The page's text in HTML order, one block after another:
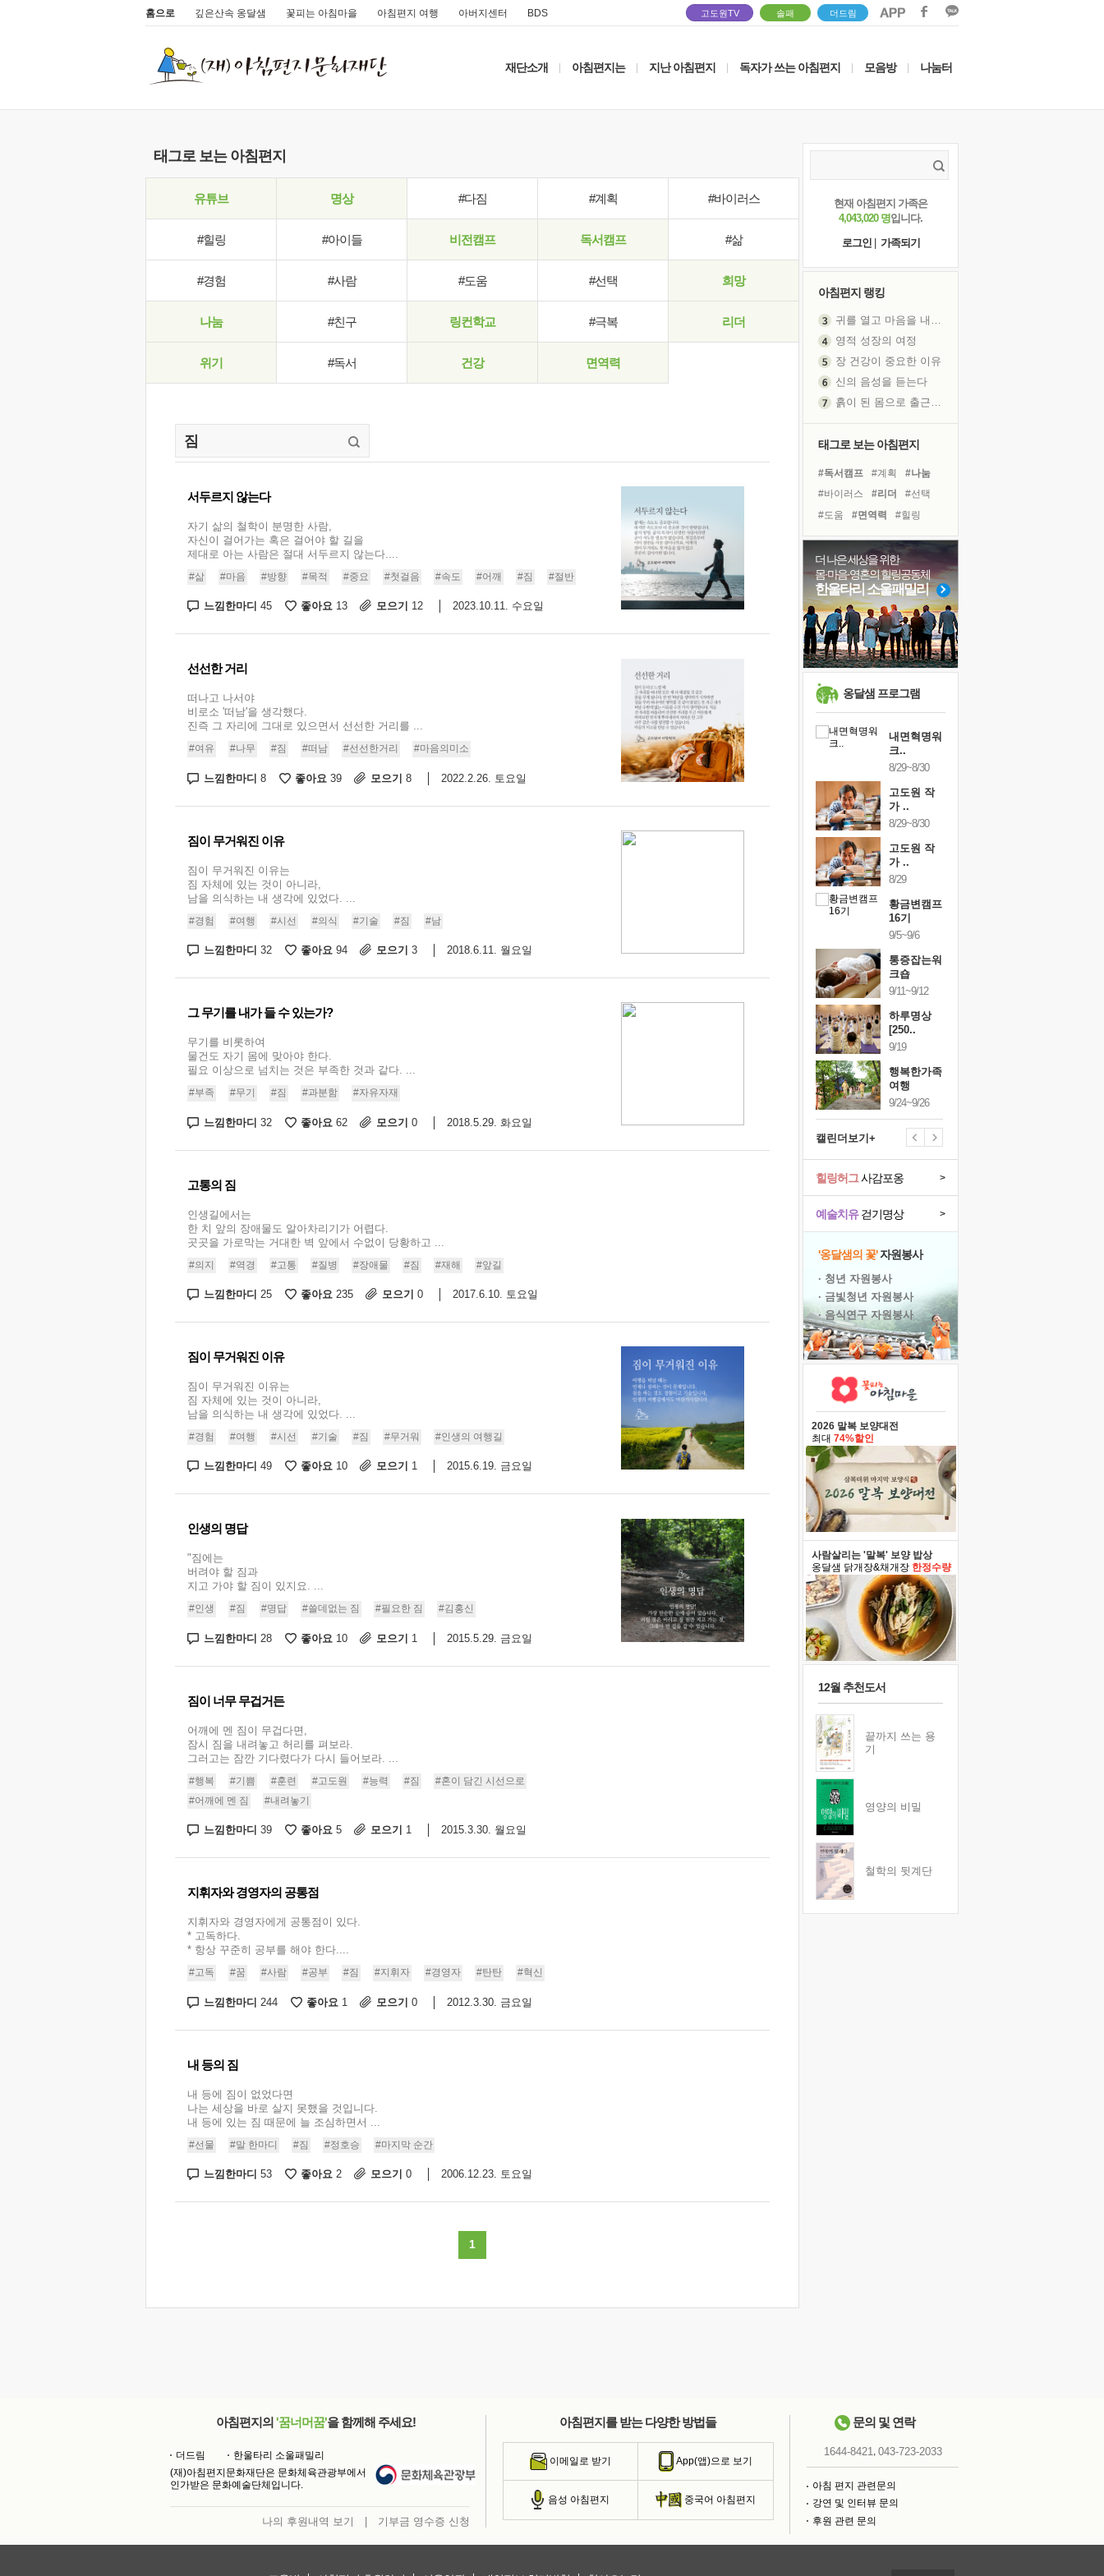
홈으로 깊은산속 옹달샘 꽃피는 아침마을 아침편지 여행 아버지센터 BDS 고도원TV 솔패 더드림
재단소개 아침편지는 지난 아침편지 독자가 쓰는 아침편지 모음방 나눔터
태그로 보는 아침편지
유튜브 명상 #다짐 #계획 #바이러스
#힐링 #아이들 비전캠프 독서캠프 #삶
#경험 #사람 #도움 #선택 희망
나눔 #친구 링컨학교 #극복 리더
위기 #독서 건강 면역력
서두르지 않는다
자기 삶의 철학이 분명한 사람,
자신이 걸어가는 혹은 걸어야 할 길을
제대로 아는 사람은 절대 서두르지 않는다....
#삶 #마음 #방향 #목적 #중요 #첫걸음 #속도 #어깨 #짐 #절반
느낌한마디 45 좋아요 13 모으기 12 2023.10.11. 수요일
선선한 거리
떠나고 나서야
비로소 '떠남'을 생각했다.
진즉 그 자리에 그대로 있으면서 선선한 거리를 ...
#여유 #나무 #짐 #떠남 #선선한거리 #마음의미소
느낌한마디 8 좋아요 39 모으기 8 2022.2.26. 토요일
짐이 무거워진 이유
짐이 무거워진 이유는
짐 자체에 있는 것이 아니라,
남을 의식하는 내 생각에 있었다. ...
#경험 #여행 #시선 #의식 #기술 #짐 #남
느낌한마디 32 좋아요 94 모으기 3 2018.6.11. 월요일
그 무기를 내가 들 수 있는가?
무기를 비롯하여
물건도 자기 몸에 맞아야 한다.
필요 이상으로 넘치는 것은 부족한 것과 같다. ...
#부족 #무기 #짐 #과분함 #자유자재
느낌한마디 32 좋아요 62 모으기 0 2018.5.29. 화요일
고통의 짐
인생길에서는
한 치 앞의 장애물도 알아차리기가 어렵다.
곳곳을 가로막는 거대한 벽 앞에서 수없이 당황하고 ...
#의지 #역경 #고통 #질병 #장애물 #짐 #재해 #앞길
느낌한마디 25 좋아요 235 모으기 0 2017.6.10. 토요일
짐이 무거워진 이유
짐이 무거워진 이유는
짐 자체에 있는 것이 아니라,
남을 의식하는 내 생각에 있었다. ...
#경험 #여행 #시선 #기술 #짐 #무거워 #인생의 여행길
느낌한마디 49 좋아요 10 모으기 1 2015.6.19. 금요일
인생의 명답
"짐에는
버려야 할 짐과
지고 가야 할 짐이 있지요. ...
#인생 #짐 #명답 #쓸데없는 짐 #필요한 짐 #김홍신
느낌한마디 28 좋아요 10 모으기 1 2015.5.29. 금요일
짐이 너무 무겁거든
어깨에 멘 짐이 무겁다면,
잠시 짐을 내려놓고 허리를 펴보라.
그러고는 잠깐 기다렸다가 다시 들어보라. ...
#행복 #기쁨 #훈련 #고도원 #능력 #짐
#혼이 담긴 시선으로
#어깨에 멘 짐
#내려놓기
느낌한마디 39 좋아요 5 모으기 1 2015.3.30. 월요일
지휘자와 경영자의 공통점
지휘자와 경영자에게 공통점이 있다.
* 고독하다.
* 항상 꾸준히 공부를 해야 한다....
#고독 #꿈 #사람 #공부 #짐 #지휘자 #경영자 #탄탄 #혁신
느낌한마디 244 좋아요 1 모으기 0 2012.3.30. 금요일
내 등의 짐
내 등에 짐이 없었다면
나는 세상을 바로 살지 못했을 것입니다.
내 등에 있는 짐 때문에 늘 조심하면서 ...
#선물 #말 한마디 #짐 #정호승 #마지막 순간
느낌한마디 53 좋아요 2 모으기 0 2006.12.23. 토요일
1
현재 아침편지 가족은
4,043,020 명입니다.
로그인
가족되기
아침편지 랭킹
귀를 열고 마음을 내어주고
영적 성장의 여정
장 건강이 중요한 이유
신의 음성을 듣는다
흙이 된 몸으로 출근하는 여자
졸업식 사진을 보며
극심한 변비, 어깨결림, 수면 장애
아픈 아버지를 위한 공간 설계
슬럼프
보고 싶은 어머니
유년 시절의 부산 영도 바다
못된 꼰대들
희망이란
'모른다'는 것
태그로 보는 아침편지
#독서캠프 #계획
#나눔
#바이러스
#리더
#선택
#도움
#면역력
#힐링
#독서
#다짐
#유튜브
#극복
#희망
#명상
#링컨학교
#삶
#건강
#비전캠프
#위기 #친구
더 나은 세상을 위한
몸·마음·영혼의 힐링공동체
한울타리 소울패밀리
옹달샘 프로그램
건강명상법
스..
10/9~10/10
크..
내면혁명워
크..
8/29~8/30
고도원 작
가 ..
8/29~8/30
고도원 작
가 ..
8/29
황금변캠프
16기
9/5~9/6
통증잡는워
크숍
9/11~9/12
하루명상
[250..
9/19
행복한가족
여행
9/24~9/26
캘린더보기+
예술치유걷기명상 >
힐링허그사감포옹 >
'옹달샘의 꽃'자원봉사
· 청년 자원봉사
· 금빛청년 자원봉사
· 음식연구 자원봉사
2026 말복 보양대전
최대 74%할인
사람살리는 '말복' 보양 밥상
옹달샘 닭개장&채개장 한정수량
12월 추천도서
끝까지 쓰는 용
기
영양의 비밀
철학의 뒷계단
아침편지의 '꿈너머꿈'을 함께해 주세요!
더드림
한울타리 소울패밀리
(재)아침편지문화재단은 문화체육관광부에서
인가받은 문화예술단체입니다.
나의 후원내역 보기 기부금 영수증 신청
아침편지를 받는 다양한 방법들
이메일로 받기 App(앱)으로 보기
음성 아침편지 중국어 아침편지
문의 및 연락
1644-8421, 043-723-2033
아침 편지 관련문의
강연 및 인터뷰 문의
후원 관련 문의